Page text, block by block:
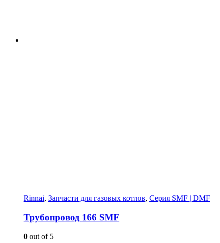
Rinnai, Запчасти для газовых котлов, Серия SMF | DMF
Трубопровод 166 SMF
0 out of 5